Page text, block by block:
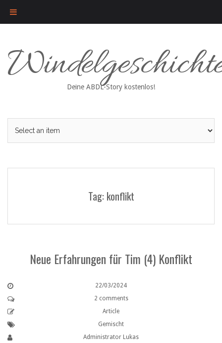
content
Deine ABDL-Story kostenlos!
Tag: konflikt
Neue Erfahrungen für Tim (4) Konflikt
22/03/2024
2 comments
Article
Gemischt
Administrator Lukas